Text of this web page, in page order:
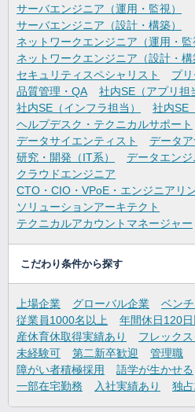
サーバエンジニア（運用・監視）
サーバエンジニア（設計・構築）
ネットワークエンジニア（運用・監
ネットワークエンジニア（設計・構
セキュリティスペシャリスト
プ
品質管理・QA
社内SE（アプリ担
社内SE（インフラ担当）
社内SE
ヘルプデスク・テクニカルサポート
データサイエンティスト
データ
研究・開発（IT系）
データエンジ
クラウドエンジニア
CTO・CIO・VPoE・エンジニアリ
ソリューションアーキテクト
テクニカルアカウントマネージャー
こだわり条件から探す
上場企業 グローバル企業 ベン
従業員1000名以上
年間休日120
産休育休取得実績あり
フレック
未経験可
第二新卒歓迎 管理職
障がい者積極採用
語学が生かせる
一部在宅勤務
入社実績あり 独